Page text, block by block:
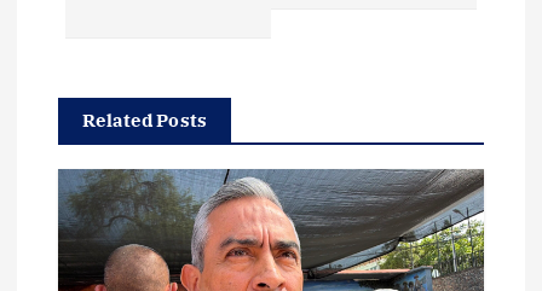
a
c
ó
Related Posts